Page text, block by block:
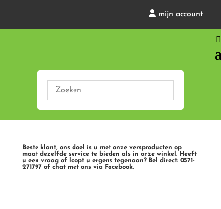
mijn account
Beste klant, ons doel is u met onze versproducten op
maat dezelfde service te bieden als in onze winkel. Heeft
u een vraag of loopt u ergens tegenaan? Bel direct: 0571-
271797 of chat met ons via Facebook.